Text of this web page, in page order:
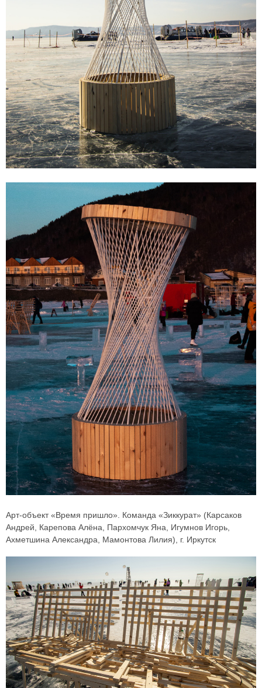
Арт-объект «Время пришло». Команда «Зиккурат» (Карсаков
Андрей, Карепова Алёна, Пархомчук Яна, Игумнов Игорь,
Ахметшина Александра, Мамонтова Лилия), г. Иркутск